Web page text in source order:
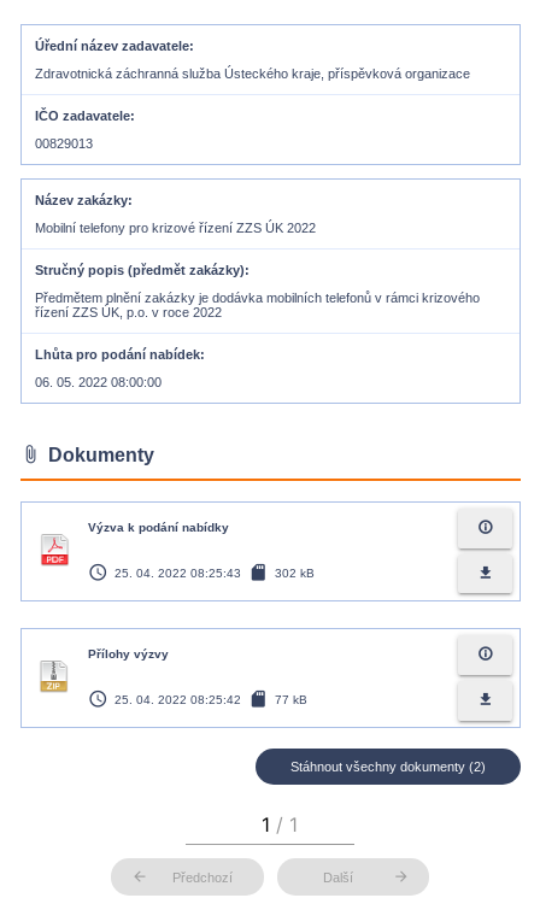
Úřední název zadavatele
Zdravotnická záchranná služba Ústeckého kraje, příspěvková organizace
IČO zadavatele
00829013
Název zakázky
Mobilní telefony pro krizové řízení ZZS ÚK 2022
Stručný popis (předmět zakázky)
Předmětem plnění zakázky je dodávka mobilních telefonů v rámci krizového
řízení ZZS ÚK, p.o. v roce 2022
Lhůta pro podání nabídek
06. 05. 2022 08:00:00
attach_file Dokumenty
Výzva k podání nabídky
access_time 25. 04. 2022 08:25:43 sd_card 302 kB
info_outline
file_download
Přílohy výzvy
access_time 25. 04. 2022 08:25:42 sd_card 77 kB
info_outline
file_download
Stáhnout všechny dokumenty (2)
arrow_back Předchozí Další arrow_forward